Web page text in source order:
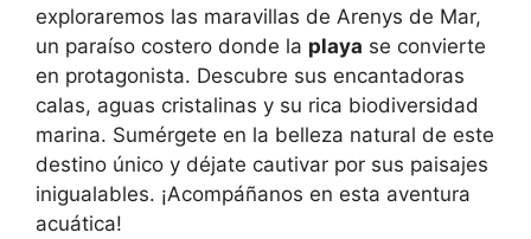
exploraremos las maravillas de Arenys de Mar,
un paraíso costero donde la playa se convierte
en protagonista. Descubre sus encantadoras
calas, aguas cristalinas y su rica biodiversidad
marina. Sumérgete en la belleza natural de este
destino único y déjate cautivar por sus paisajes
inigualables. ¡Acompáñanos en esta aventura
acuática!